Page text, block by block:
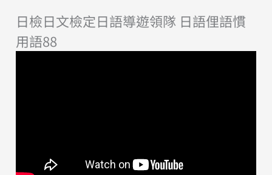
日檢日文檢定日語導遊領隊 日語俚語慣
用語88